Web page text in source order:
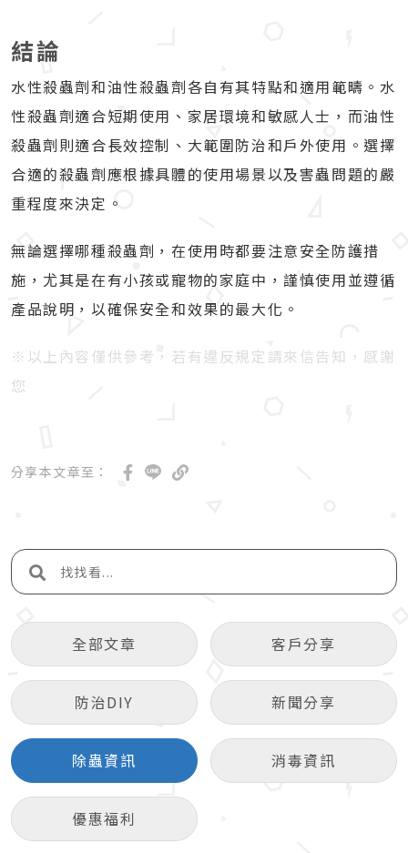
全部文章 客戶分享
防治DIY 新聞分享
除蟲資訊 消毒資訊
優惠福利
結論
水性殺蟲劑和油性殺蟲劑各自有其特點和適用範疇。水
性殺蟲劑適合短期使用、家居環境和敏感人士，而油性
殺蟲劑則適合長效控制、大範圍防治和戶外使用。選擇
合適的殺蟲劑應根據具體的使用場景以及害蟲問題的嚴
重程度來決定。
無論選擇哪種殺蟲劑，在使用時都要注意安全防護措
施，尤其是在有小孩或寵物的家庭中，謹慎使用並遵循
產品說明，以確保安全和效果的最大化。
※以上內容僅供參考，若有違反規定請來信告知，感謝
您
分享本文章至：